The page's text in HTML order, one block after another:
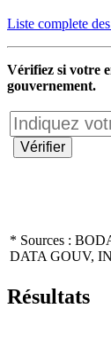
Liste complete
Vérifiez si votre
gouvernement.
* Sources :
DATA GOUV,
Résultats